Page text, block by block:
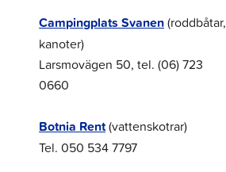
Campingplats Svanen(roddbåtar,
kanoter)
Larsmovägen 50, tel. (06) 723
0660
Botnia Rent(vattenskotrar)
Tel. 050 534 7797